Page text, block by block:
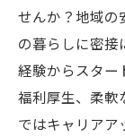
せんか？地域の
の暮らしに密接
経験からスター
福利厚生、柔軟
ではキャリアア